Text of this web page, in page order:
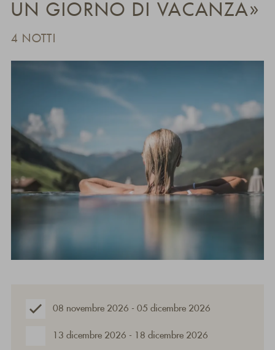
UN GIORNO DI VACANZA»
4 NOTTI
08 novembre 2026 - 05 dicembre 2026
13 dicembre 2026 - 18 dicembre 2026